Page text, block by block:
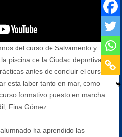
del curso de Salvamento y
piscina de la Ciudad deportiva
antes de concluir el curso
esta labor tanto en mar, como
formativo puesto en marcha
Fina Gómez.
ha aprendido las